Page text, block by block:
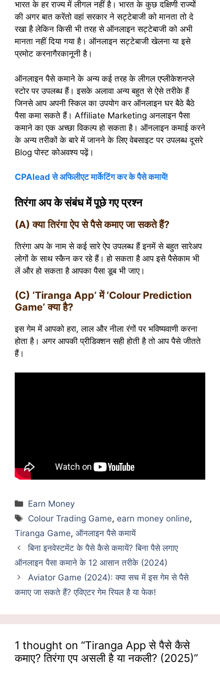
भारत के हर राज्य में लीगल नहीं है। भारत के कुछ दक्षिणी राज्यों
की अगर बात करेंतो वहां सरकार ने सट्टेबाजी को मानता तो दे
रखा है लेकिन किसी भी तरह से ऑनलाइन सट्टेबाजी को अभी
मानता नहीं दिया गया है। ऑनलाइन सट्टेबाजी खेलना या इसे
प्रमोट करनागैरकानूनी है।
ऑनलाइन पैसे कमाने के अन्य कई तरह के लीगल एप्लीकेशनप्ले
स्टोर पर उपलब्ध हैं। इसके अलावा अन्य बहुत से ऐसे तरीके हैं
जिनसे आप अपनी स्किल का उपयोग कर ऑनलाइन घर बैठे बैठे
पैसा कमा सकते हैं। Affiliate Marketing अनलाइन पैसा
कमाने का एक अच्छा विकल्प हो सकता है। ऑनलाइन कमाई करने
के अन्य तरीकों के बारे में जानने के लिए वेबसाइट पर उपलब्ध दूसरे
Blog पोस्ट कोअवश्य पढ़ें।
CPAlead से अफिलीएट मार्केटिंग कर के पैसे कमायें!
तिरंगा अप के संबंध में पूछे गए प्रश्न
(A) क्या तिरंगा ऐप से पैसे कमाए जा सकते हैं?
तिरंगा अप के नाम से कई सारे ऐप उपलब्ध हैं इनमें से बहुत सारेअप
लोगों के साथ स्कैन कर रहे हैं। हो सकता है आप इसे पैसेकाम भी
लें और हो सकता है आपका पैसा डूब भी जाए।
(C) ‘Tiranga App’ में ‘Colour Prediction
Game’ क्या है?
इस गेम में आपको हरा, लाल और नीला रंगों पर भविष्यवाणी करना
होता है। अगर आपकी प्रीडिक्शन सही होती है तो आप पैसे जीतते
हैं।
Categories
Earn Money
Tags
Colour Trading Game, earn money online,
Tiranga Game, ऑनलाइन पैसे कमायें
बिना इनवेस्टमेंट के पैसे कैसे कमायें? बिना पैसे लगाए
ऑनलाइन पैसा कमाने के 12 आसान तरीके (2024)
Aviator Game (2024): क्या सच में इस गेम से पैसे
कमाए जा सकते हैं? एविएटर गेम रियल है या फेक!
1 thought on “Tiranga App से पैसे कैसे
कमाए? तिरंगा एप असली है या नकली? (2025)”